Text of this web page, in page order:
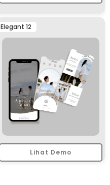
Elegant 12
Lihat Demo